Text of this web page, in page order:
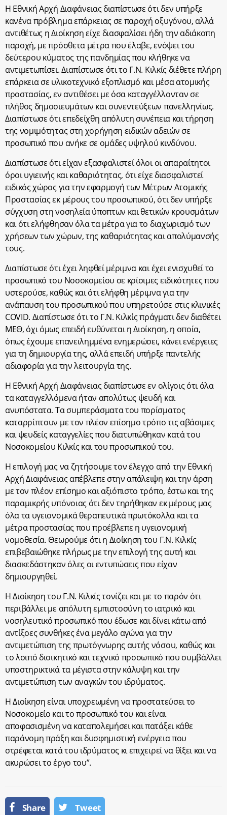
Η Εθνική Αρχή Διαφάνειας διαπίστωσε ότι δεν υπήρξε
κανένα πρόβλημα επάρκειας σε παροχή οξυγόνου, αλλά
αντιθέτως η Διοίκηση είχε διασφαλίσει ήδη την αδιάκοπη
παροχή, με πρόσθετα μέτρα που έλαβε, ενόψει του
δεύτερου κύματος της πανδημίας που κλήθηκε να
αντιμετωπίσει. Διαπίστωσε ότι το Γ.Ν. Κιλκίς διέθετε πλήρη
επάρκεια σε υλικοτεχνικό εξοπλισμό και μέσα ατομικής
προστασίας, εν αντιθέσει με όσα καταγγέλλονταν σε
πλήθος δημοσιευμάτων και συνεντεύξεων πανελληνίως.
Διαπίστωσε ότι επεδείχθη απόλυτη συνέπεια και τήρηση
της νομιμότητας στη χορήγηση ειδικών αδειών σε
προσωπικό που ανήκε σε ομάδες υψηλού κινδύνου.
Διαπίστωσε ότι είχαν εξασφαλιστεί όλοι οι απαραίτητοι
όροι υγιεινής και καθαριότητας, ότι είχε διασφαλιστεί
ειδικός χώρος για την εφαρμογή των Μέτρων Ατομικής
Προστασίας εκ μέρους του προσωπικού, ότι δεν υπήρξε
σύγχυση στη νοσηλεία ύποπτων και θετικών κρουσμάτων
και ότι ελήφθησαν όλα τα μέτρα για το διαχωρισμό των
χρήσεων των χώρων, της καθαριότητας και απολύμανσής
τους.
Διαπίστωσε ότι έχει ληφθεί μέριμνα και έχει ενισχυθεί το
προσωπικό του Νοσοκομείου σε κρίσιμες ειδικότητες που
υστερούσε, καθώς και ότι ελήφθη μέριμνα για την
ανάπαυση του προσωπικού που υπηρετούσε στις κλινικές
COVID. Διαπίστωσε ότι το Γ.Ν. Κιλκίς πράγματι δεν διαθέτει
ΜΕΘ, όχι όμως επειδή ευθύνεται η Διοίκηση, η οποία,
όπως έχουμε επανειλημμένα ενημερώσει, κάνει ενέργειες
για τη δημιουργία της, αλλά επειδή υπήρξε παντελής
αδιαφορία για την λειτουργία της.
Η Εθνική Αρχή Διαφάνειας διαπίστωσε εν ολίγοις ότι όλα
τα καταγγελλόμενα ήταν απολύτως ψευδή και
ανυπόστατα. Τα συμπεράσματα του πορίσματος
καταρρίπτουν με τον πλέον επίσημο τρόπο τις αβάσιμες
και ψευδείς καταγγελίες που διατυπώθηκαν κατά του
Νοσοκομείου Κιλκίς και του προσωπικού του.
Η επιλογή μας να ζητήσουμε τον έλεγχο από την Εθνική
Αρχή Διαφάνειας απέβλεπε στην απάλειψη και την άρση
με τον πλέον επίσημο και αξιόπιστο τρόπο, έστω και της
παραμικρής υπόνοιας ότι δεν τηρήθηκαν εκ μέρους μας
όλα τα υγειονομικά θεραπευτικά πρωτόκολλα και τα
μέτρα προστασίας που προέβλεπε η υγειονομική
νομοθεσία. Θεωρούμε ότι η Διοίκηση του Γ.Ν. Κιλκίς
επιβεβαιώθηκε πλήρως με την επιλογή της αυτή και
διασκεδάστηκαν όλες οι εντυπώσεις που είχαν
δημιουργηθεί.
Η Διοίκηση του Γ.Ν. Κιλκίς τονίζει και με το παρόν ότι
περιβάλλει με απόλυτη εμπιστοσύνη το ιατρικό και
νοσηλευτικό προσωπικό που έδωσε και δίνει κάτω από
αντίξοες συνθήκες ένα μεγάλο αγώνα για την
αντιμετώπιση της πρωτόγνωρης αυτής νόσου, καθώς και
το λοιπό διοικητικό και τεχνικό προσωπικό που συμβάλλει
υποστηρικτικά τα μέγιστα στην κάλυψη και την
αντιμετώπιση των αναγκών του ιδρύματος.
Η Διοίκηση είναι υποχρεωμένη να προστατεύσει το
Νοσοκομείο και το προσωπικό του και είναι
αποφασισμένη να καταπολεμήσει και πατάξει κάθε
παράνομη πράξη και δυσφημιστική ενέργεια που
στρέφεται κατά του ιδρύματος κι επιχειρεί να θίξει και να
ακυρώσει το έργο του”.
Share Tweet